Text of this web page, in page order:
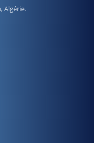
Algérie.